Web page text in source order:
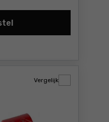
GRES boorset 10
Vergelijk